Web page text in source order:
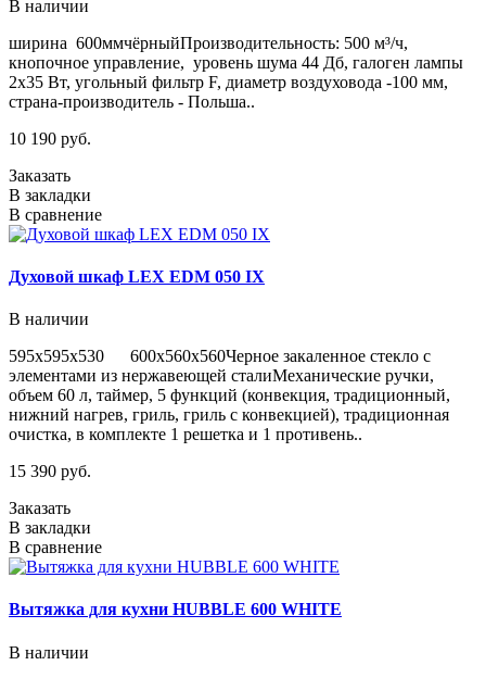
В наличии
ширина 600ммчёрныйПроизводительность: 500 м³/ч,
кнопочное управление, уровень шума 44 Дб, галоген лампы
2х35 Вт, угольный фильтр F, диаметр воздуховода -100 мм,
страна-производитель - Польша..
10 190 руб.
Заказать
В закладки
В сравнение
Духовой шкаф LEX EDM 050 IX
В наличии
595х595х530 600х560х560Черное закаленное стекло с
элементами из нержавеющей сталиМеханические ручки,
объем 60 л, таймер, 5 функций (конвекция, традиционный,
нижний нагрев, гриль, гриль с конвекцией), традиционная
очистка, в комплекте 1 решетка и 1 противень..
15 390 руб.
Заказать
В закладки
В сравнение
Вытяжка для кухни HUBBLE 600 WHITE
В наличии